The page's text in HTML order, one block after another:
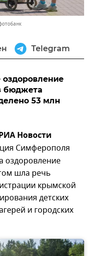
Telegram
бюджета
53 млн
Новости
Симферополя
оздоровление
шла речь
крымской
детских
и городских